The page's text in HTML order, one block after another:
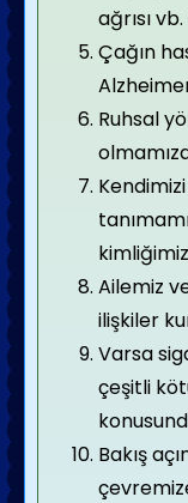
ağrısı
Çağın
Ruhsal
Ailemiz
ilişkiler
Varsa
çeşitli
Bakış